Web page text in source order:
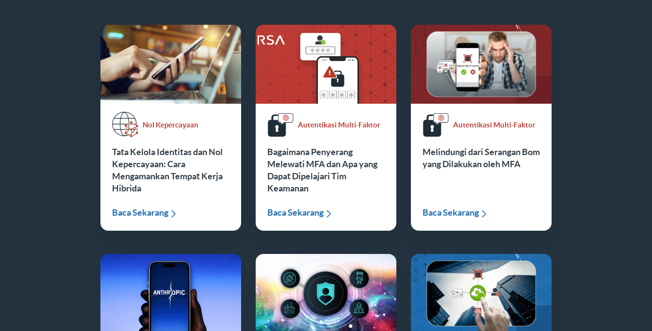
Nol Kepercayaan
Tata Kelola Identitas dan Nol
Kepercayaan: Cara
Mengamankan Tempat Kerja
Hibrida
Baca Sekarang
Autentikasi Multi-Faktor
Bagaimana Penyerang
Melewati MFA dan Apa yang
Dapat Dipelajari Tim
Keamanan
Baca Sekarang
Autentikasi Multi-Faktor
Melindungi dari Serangan Bom
yang Dilakukan oleh MFA
Baca Sekarang